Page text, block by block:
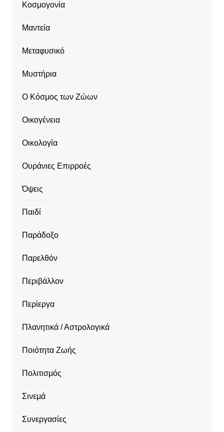
Κοσμογονία
Μαντεία
Μεταφυσικό
Μυστήρια
Ο Κόσμος των Ζώων
Οικογένεια
Οικολογία
Ουράνιες Επιρροές
Όψεις
Παιδί
Παράδοξο
Παρελθόν
Περιβάλλον
Περίεργα
Πλανητικά / Αστρολογικά
Ποιότητα Ζωής
Πολιτισμός
Σινεμά
Συνεργασίες